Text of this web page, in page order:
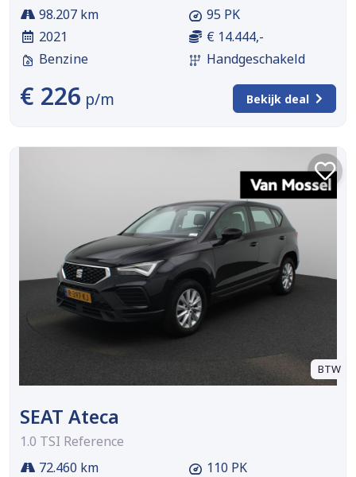
98.207 km
2021
Benzine
95 PK
€ 14.444,-
Handgeschakeld
€ 226 p/m Bekijk deal
BTW
SEAT Ateca
1.0 TSI Reference
72.460 km
110 PK